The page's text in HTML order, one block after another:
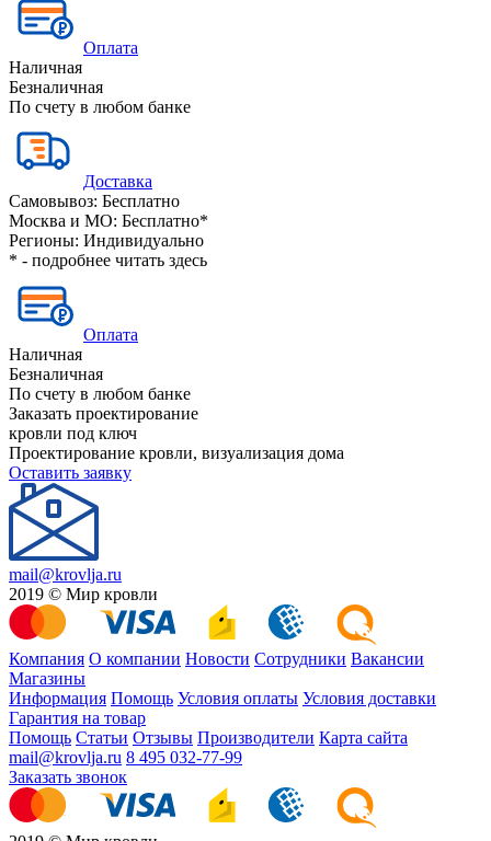
Оплата
Наличная
Безналичная
По счету в любом банке
Доставка
Самовывоз: Бесплатно
Москва и МО: Бесплатно*
Регионы: Индивидуально
* - подробнее читать здесь
Оплата
Наличная
Безналичная
По счету в любом банке
Заказать проектирование
кровли под ключ
Проектирование кровли, визуализация дома
Оставить заявку
mail@krovlja.ru
2019 © Мир кровли
Компания О компании Новости Сотрудники Вакансии
Магазины
Информация Помощь Условия оплаты Условия доставки
Гарантия на товар
Помощь Статьи Отзывы Производители Карта сайта
mail@krovlja.ru 8 495 032-77-99
Заказать звонок